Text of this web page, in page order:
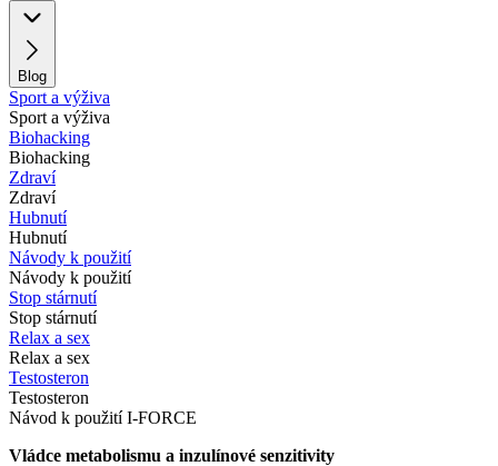
Blog
Sport a výživa
Sport a výživa
Biohacking
Biohacking
Zdraví
Zdraví
Hubnutí
Hubnutí
Návody k použití
Návody k použití
Stop stárnutí
Stop stárnutí
Relax a sex
Relax a sex
Testosteron
Testosteron
Návod k použití I-FORCE
Vládce metabolismu a inzulínové senzitivity